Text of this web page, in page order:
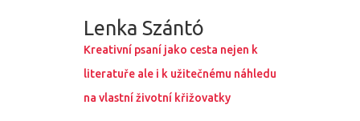
Lenka Szántó
Kreativní psaní jako cesta nejen k
literatuře ale i k užitečnému náhledu
na vlastní životní křižovatky